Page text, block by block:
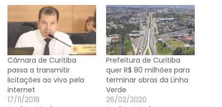
Câmara de Curitiba
passa a transmitir
licitações ao vivo pela
internet
17/11/2018
Prefeitura de Curitiba
quer R$ 80 milhões para
terminar obras da Linha
Verde
26/02/2020